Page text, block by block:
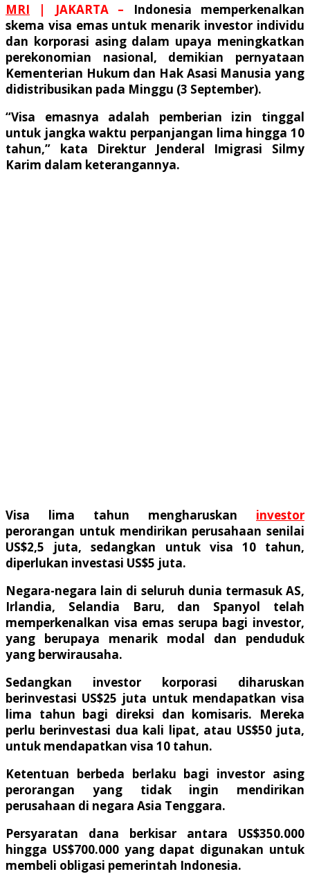
MRI | JAKARTA – Indonesia memperkenalkan
skema visa emas untuk menarik investor individu
dan korporasi asing dalam upaya meningkatkan
perekonomian nasional, demikian pernyataan
Kementerian Hukum dan Hak Asasi Manusia yang
didistribusikan pada Minggu (3 September).
“Visa emasnya adalah pemberian izin tinggal
untuk jangka waktu perpanjangan lima hingga 10
tahun,” kata Direktur Jenderal Imigrasi Silmy
Karim dalam keterangannya.
Visa lima tahun mengharuskan investor
perorangan untuk mendirikan perusahaan senilai
US$2,5 juta, sedangkan untuk visa 10 tahun,
diperlukan investasi US$5 juta.
Negara-negara lain di seluruh dunia termasuk AS,
Irlandia, Selandia Baru, dan Spanyol telah
memperkenalkan visa emas serupa bagi investor,
yang berupaya menarik modal dan penduduk
yang berwirausaha.
Sedangkan investor korporasi diharuskan
berinvestasi US$25 juta untuk mendapatkan visa
lima tahun bagi direksi dan komisaris. Mereka
perlu berinvestasi dua kali lipat, atau US$50 juta,
untuk mendapatkan visa 10 tahun.
Ketentuan berbeda berlaku bagi investor asing
perorangan yang tidak ingin mendirikan
perusahaan di negara Asia Tenggara.
Persyaratan dana berkisar antara US$350.000
hingga US$700.000 yang dapat digunakan untuk
membeli obligasi pemerintah Indonesia.